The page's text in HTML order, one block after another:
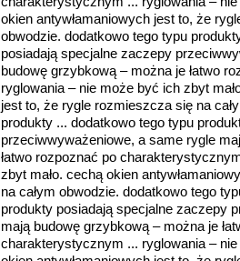
okien antywłamaniowych jest to, że
obwodzie. dodatkowo tego typu
posiadają specjalne zaczepy
budowę grzybkową – można je łatwo
ryglowania – nie może być ich zbyt
jest to, że rygle rozmieszcza się na
produkty ... dodatkowo tego typu
przeciwwyważeniowe, a same rygle
łatwo rozpoznać po
zbyt mało. cechą okien
na całym obwodzie. dodatkowo tego
produkty posiadają specjalne zaczepy
mają budowę grzybkową – można je
charakterystycznym ... ryglowania –